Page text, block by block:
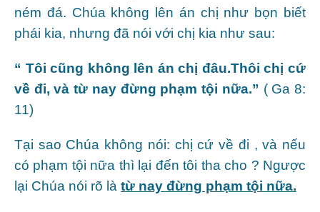
ném đá. Chúa không lên án chị như bọn biết
phái kia, nhưng đã nói với chị kia như sau:
“ Tôi cũng không lên án chị đâu.Thôi chị cứ
về đi, và từ nay đừng phạm tội nữa.” ( Ga 8:
11)
Tại sao Chúa không nói: chị cứ về đi , và nếu
có phạm tội nữa thì lại đến tôi tha cho ? Ngược
lại Chúa nói rõ là từ nay đừng phạm tội nữa.